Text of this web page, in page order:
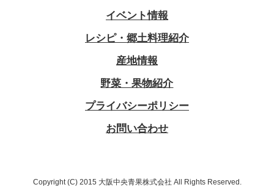
イベント情報
レシピ・郷土料理紹介
産地情報
野菜・果物紹介
プライバシーポリシー
お問い合わせ
Copyright (C) 2015 大阪中央青果株式会社 All Rights Reserved.